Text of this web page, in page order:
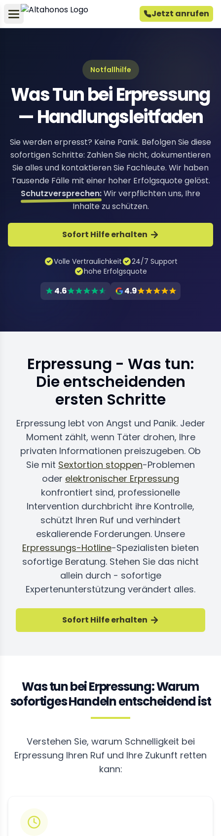
Jetzt anrufen
Notfallhilfe
Was Tun bei Erpressung
— Handlungsleitfaden
Sie werden erpresst? Keine Panik. Befolgen Sie diese
sofortigen Schritte: Zahlen Sie nicht, dokumentieren
Sie alles und kontaktieren Sie Fachleute. Wir haben
Tausende Fälle mit einer hoher Erfolgsquote gelöst.
Schutzversprechen:Wir verpflichten uns, Ihre
Inhalte zu schützen.
Sofort Hilfe erhalten
Volle Vertraulichkeit
24/7 Support
hohe Erfolgsquote
4.6 4.9
Erpressung - Was tun:
Die entscheidenden
ersten Schritte
Erpressung lebt von Angst und Panik. Jeder
Moment zählt, wenn Täter drohen, Ihre
privaten Informationen preiszugeben. Ob
Sie mit Sextortion stoppen-Problemen
oder elektronischer Erpressung
konfrontiert sind, professionelle
Intervention durchbricht ihre Kontrolle,
schützt Ihren Ruf und verhindert
eskalierende Forderungen. Unsere
Erpressungs-Hotline-Spezialisten bieten
sofortige Beratung. Stehen Sie das nicht
allein durch - sofortige
Expertenunterstützung verändert alles.
Sofort Hilfe erhalten
Was tun bei Erpressung: Warum
sofortiges Handeln entscheidend ist
Verstehen Sie, warum Schnelligkeit bei
Erpressung Ihren Ruf und Ihre Zukunft retten
kann: